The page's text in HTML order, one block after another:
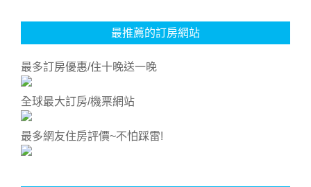
最推薦的訂房網站
最多訂房優惠/住十晚送一晚
全球最大訂房/機票網站
最多網友住房評價~不怕踩雷!